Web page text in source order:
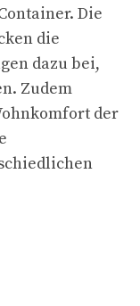
Die
die
dazu bei,
Zudem
der